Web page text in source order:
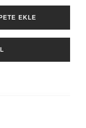
EKLE